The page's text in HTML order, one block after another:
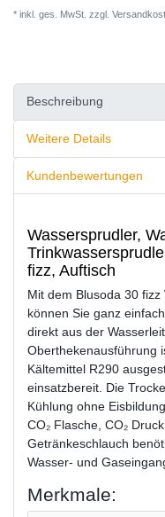
* inkl. ges. MwSt. zzgl.
Beschreibung
Weitere Details
Kundenbewertungen
Wassersprudler,
fizz, Auftisch
Mit dem Blusoda 30
können Sie ganz
direkt aus der
Oberthekenausführung
Kältemittel R290
einsatzbereit. Die
Kühlung ohne
CO₂ Flasche, CO₂
Getränkeschlauch
Wasser- und
Merkmale: